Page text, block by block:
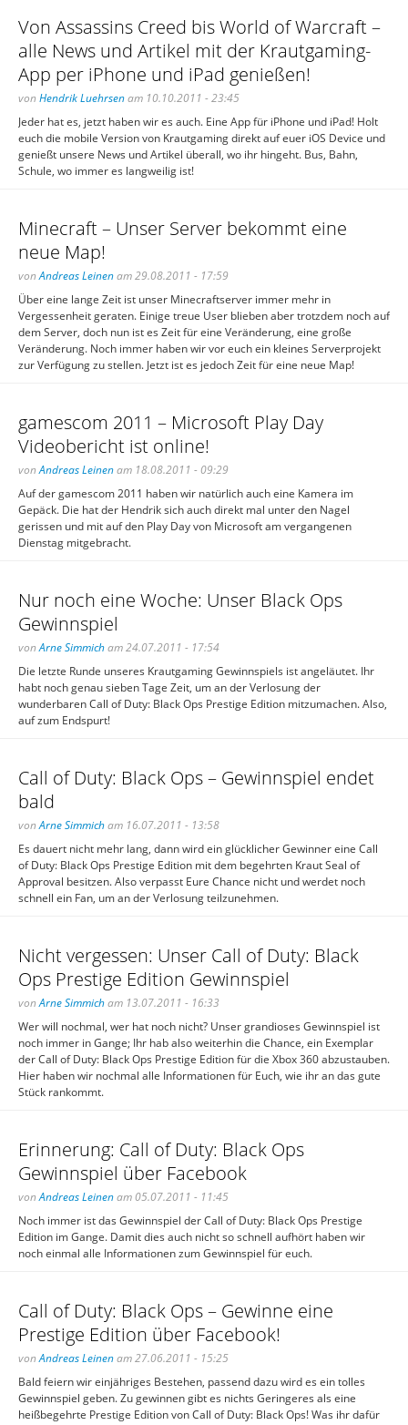
Von Assassins Creed bis World of Warcraft –
alle News und Artikel mit der Krautgaming-
App per iPhone und iPad genießen!
von Hendrik Luehrsenam 10.10.2011 - 23:45
Jeder hat es, jetzt haben wir es auch. Eine App für iPhone und iPad! Holt
euch die mobile Version von Krautgaming direkt auf euer iOS Device und
genießt unsere News und Artikel überall, wo ihr hingeht. Bus, Bahn,
Schule, wo immer es langweilig ist!
Minecraft – Unser Server bekommt eine
neue Map!
vonAndreas Leinenam 29.08.2011 - 17:59
Über eine lange Zeit ist unser Minecraftserver immer mehr in
Vergessenheit geraten. Einige treue User blieben aber trotzdem noch auf
dem Server, doch nun ist es Zeit für eine Veränderung, eine große
Veränderung. Noch immer haben wir vor euch ein kleines Serverprojekt
zur Verfügung zu stellen. Jetzt ist es jedoch Zeit für eine neue Map!
gamescom 2011 – Microsoft Play Day
Videobericht ist online!
vonAndreas Leinenam 18.08.2011 - 09:29
Auf der gamescom 2011 haben wir natürlich auch eine Kamera im
Gepäck. Die hat der Hendrik sich auch direkt mal unter den Nagel
gerissen und mit auf den Play Day von Microsoft am vergangenen
Dienstag mitgebracht.
Nur noch eine Woche: Unser Black Ops
Gewinnspiel
vonArne Simmicham 24.07.2011 - 17:54
Die letzte Runde unseres Krautgaming Gewinnspiels ist angeläutet. Ihr
habt noch genau sieben Tage Zeit, um an der Verlosung der
wunderbaren Call of Duty: Black Ops Prestige Edition mitzumachen. Also,
auf zum Endspurt!
Call of Duty: Black Ops – Gewinnspiel endet
bald
vonArne Simmicham 16.07.2011 - 13:58
Es dauert nicht mehr lang, dann wird ein glücklicher Gewinner eine Call
of Duty: Black Ops Prestige Edition mit dem begehrten Kraut Seal of
Approval besitzen. Also verpasst Eure Chance nicht und werdet noch
schnell ein Fan, um an der Verlosung teilzunehmen.
Nicht vergessen: Unser Call of Duty: Black
Ops Prestige Edition Gewinnspiel
vonArne Simmicham 13.07.2011 - 16:33
Wer will nochmal, wer hat noch nicht? Unser grandioses Gewinnspiel ist
noch immer in Gange; Ihr hab also weiterhin die Chance, ein Exemplar
der Call of Duty: Black Ops Prestige Edition für die Xbox 360 abzustauben.
Hier haben wir nochmal alle Informationen für Euch, wie ihr an das gute
Stück rankommt.
Erinnerung: Call of Duty: Black Ops
Gewinnspiel über Facebook
vonAndreas Leinenam 05.07.2011 - 11:45
Noch immer ist das Gewinnspiel der Call of Duty: Black Ops Prestige
Edition im Gange. Damit dies auch nicht so schnell aufhört haben wir
noch einmal alle Informationen zum Gewinnspiel für euch.
Call of Duty: Black Ops – Gewinne eine
Prestige Edition über Facebook!
vonAndreas Leinenam 27.06.2011 - 15:25
Bald feiern wir einjähriges Bestehen, passend dazu wird es ein tolles
Gewinnspiel geben. Zu gewinnen gibt es nichts Geringeres als eine
heißbegehrte Prestige Edition von Call of Duty: Black Ops! Was ihr dafür